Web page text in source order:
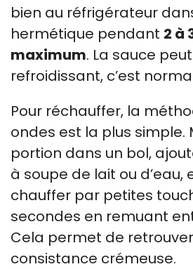
bien au réfrigérateur
hermétique pendant 2 à
maximum. La sauce
refroidissant, c’est
Pour réchauffer, la
ondes est la plus simple.
portion dans un bol,
à soupe de lait ou d’eau,
chauffer par petites
secondes en remuant
Cela permet de
consistance crémeuse.